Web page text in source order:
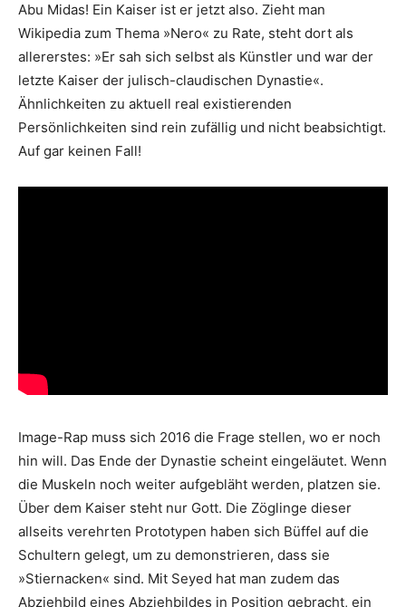
Abu Midas! Ein Kaiser ist er jetzt also. Zieht man
Wikipedia zum Thema »Nero« zu Rate, steht dort als
allererstes: »Er sah sich selbst als Künstler und war der
letzte Kaiser der julisch-claudischen Dynastie«.
Ähnlichkeiten zu aktuell real existierenden
Persönlichkeiten sind rein zufällig und nicht beabsichtigt.
Auf gar keinen Fall!
Image-Rap muss sich 2016 die Frage stellen, wo er noch
hin will. Das Ende der Dynastie scheint eingeläutet. Wenn
die Muskeln noch weiter aufgebläht werden, platzen sie.
Über dem Kaiser steht nur Gott. Die Zöglinge dieser
allseits verehrten Prototypen haben sich Büffel auf die
Schultern gelegt, um zu demonstrieren, dass sie
»Stiernacken« sind. Mit Seyed hat man zudem das
Abziehbild eines Abziehbildes in Position gebracht, ein